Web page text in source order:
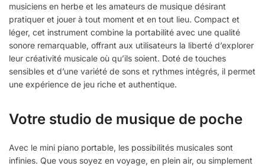
musiciens en herbe et les amateurs de musique désirant
pratiquer et jouer à tout moment et en tout lieu. Compact et
léger, cet instrument combine la portabilité avec une qualité
sonore remarquable, offrant aux utilisateurs la liberté d’explorer
leur créativité musicale où qu’ils soient. Doté de touches
sensibles et d’une variété de sons et rythmes intégrés, il permet
une expérience de jeu riche et authentique.
Votre studio de musique de poche
Avec le mini piano portable, les possibilités musicales sont
infinies. Que vous soyez en voyage, en plein air, ou simplement